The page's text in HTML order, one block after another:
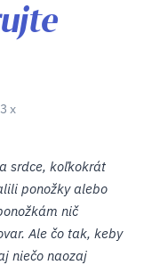
x
srdce, koľkokrát
ponožky alebo
nič
Ale čo tak, keby
niečo naozaj